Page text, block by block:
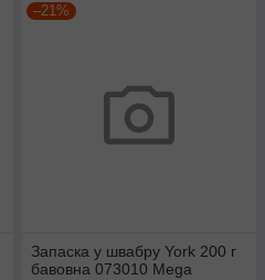
–21%
Запаска у швабру York 200 г
бавовна 073010 Mega